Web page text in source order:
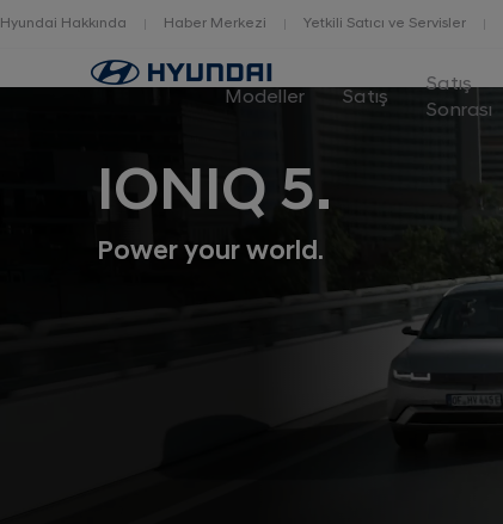
Hyundai Hakkında Haber Merkezi Yetkili Satıcı ve Servisler
Home
Modeller Satış
Satış
Sonrası
IONIQ 5.
Power your world.